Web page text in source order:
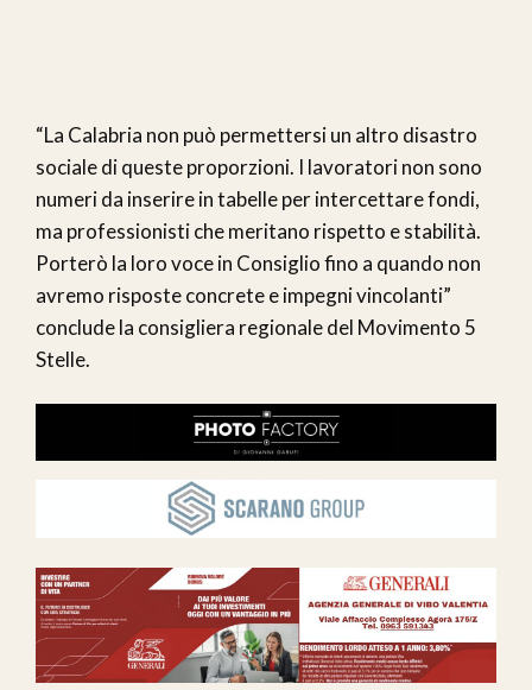
“La Calabria non può permettersi un altro disastro
sociale di queste proporzioni. I lavoratori non sono
numeri da inserire in tabelle per intercettare fondi,
ma professionisti che meritano rispetto e stabilità.
Porterò la loro voce in Consiglio fino a quando non
avremo risposte concrete e impegni vincolanti”
conclude la consigliera regionale del Movimento 5
Stelle.